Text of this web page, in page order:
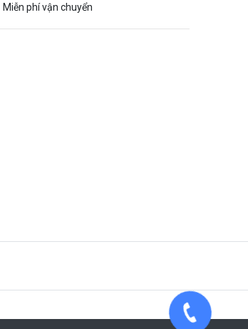
Miễn phí vận chuyển